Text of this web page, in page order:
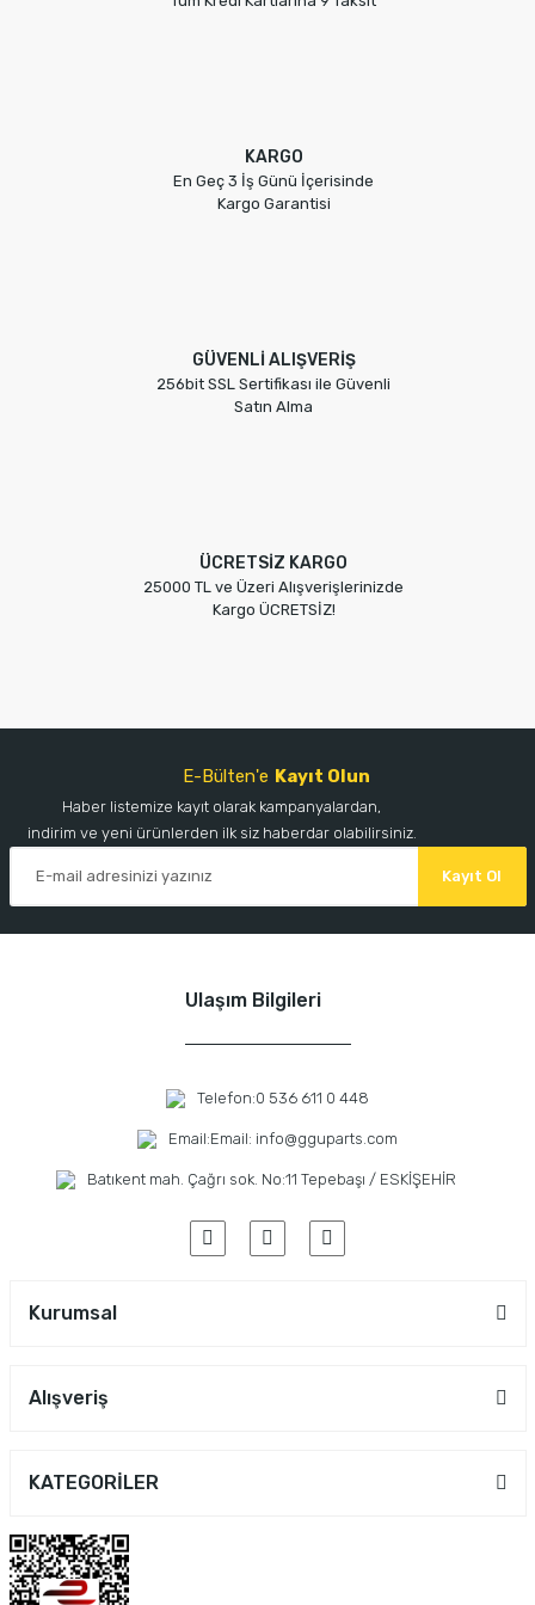
KARGO
En Geç 3 İş Günü İçerisinde
Kargo Garantisi
GÜVENLİ ALIŞVERİŞ
256bit SSL Sertifikası ile Güvenli
Satın Alma
ÜCRETSİZ KARGO
25000 TL ve Üzeri Alışverişlerinizde
Kargo ÜCRETSİZ!
E-Bülten'e Kayıt Olun
Haber listemize kayıt olarak kampanyalardan,
indirim ve yeni ürünlerden ilk siz haberdar olabilirsiniz.
Kayıt Ol
Ulaşım Bilgileri
Telefon:0 536 611 0 448
Email:Email: info@gguparts.com
Batıkent mah. Çağrı sok. No:11 Tepebaşı / ESKİŞEHİR
Kurumsal
Alışveriş
KATEGORİLER